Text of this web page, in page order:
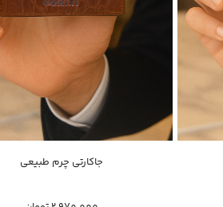
خرید سریع
جاکارتی چرم طبیعی